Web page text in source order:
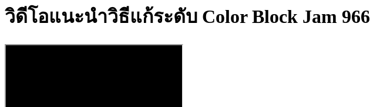
วิดีโอแนะนำวิธีแก้ระดับ Color Block Jam 966